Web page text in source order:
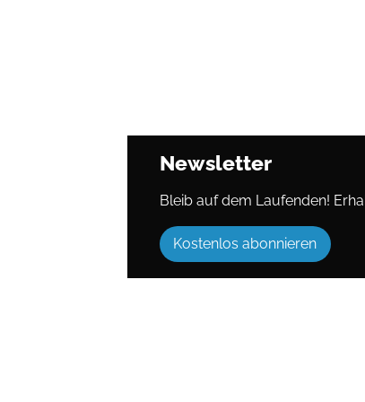
Newsletter
Bleib auf dem Laufenden!
Kostenlos abonnieren